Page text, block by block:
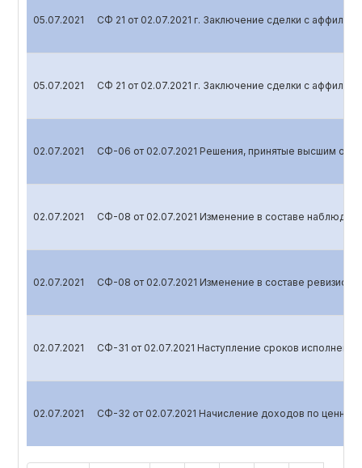
05.07.2021 СФ 21 от 02.07.2021 г. Заключение сделки с
05.07.2021 СФ 21 от 02.07.2021 г. Заключение сделки с
02.07.2021 СФ-06 от 02.07.2021 Решения, принятые высшим
02.07.2021 СФ-08 от 02.07.2021 Изменение в составе
02.07.2021 СФ-08 от 02.07.2021 Изменение в составе
02.07.2021 СФ-31 от 02.07.2021 Наступление сроков
02.07.2021 СФ-32 от 02.07.2021 Начисление доходов по ценным